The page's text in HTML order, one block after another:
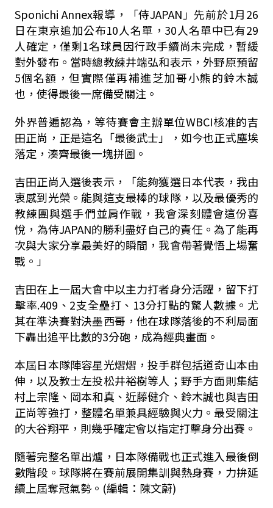
Sponichi Annex報導，「侍JAPAN」先前於1月26
日在東京追加公布10人名單，30人名單中已有29
人確定，僅剩1名球員因行政手續尚未完成，暫緩
對外發布。當時總教練井端弘和表示，外野原預留
5個名額，但實際僅再補進芝加哥小熊的鈴木誠
也，使得最後一席備受關注。
外界普遍認為，等待賽會主辦單位WBCI核准的吉
田正尚，正是這名「最後武士」，如今也正式塵埃
落定，湊齊最後一塊拼圖。
吉田正尚入選後表示，「能夠獲選日本代表，我由
衷感到光榮。能與這支最棒的球隊，以及最優秀的
教練團與選手們並肩作戰，我會深刻體會這份喜
悅，為侍JAPAN的勝利盡好自己的責任。為了能再
次與大家分享最美好的瞬間，我會帶著覺悟上場奮
戰。」
吉田在上一屆大會中以主力打者身分活躍，留下打
擊率.409、2支全壘打、13分打點的驚人數據。尤
其在準決賽對決墨西哥，他在球隊落後的不利局面
下轟出追平比數的3分砲，成為經典畫面。
本屆日本隊陣容星光熠熠，投手群包括道奇山本由
伸，以及教士左投松井裕樹等人；野手方面則集結
村上宗隆、岡本和真、近藤健介、鈴木誠也與吉田
正尚等強打，整體名單兼具經驗與火力。最受關注
的大谷翔平，則幾乎確定會以指定打擊身分出賽。
隨著完整名單出爐，日本隊備戰也正式進入最後倒
數階段。球隊將在賽前展開集訓與熱身賽，力拚延
續上屆奪冠氣勢。(編輯：陳文蔚)